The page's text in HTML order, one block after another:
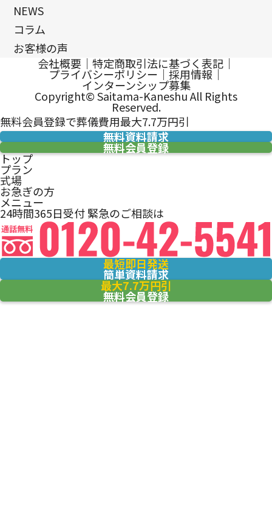
NEWS
コラム
お客様の声
会社概要 ｜ 特定商取引法に基づく表記 ｜
プライバシーポリシー｜ 採用情報｜
インターンシップ募集
Copyright© Saitama-Kaneshu All Rights
Reserved.
無料会員登録で葬儀費用最大7.7万円引
無料資料請求
無料会員登録
トップ
プラン
式場
お急ぎの方
メニュー
24時間365日受付緊急のご相談は
最短即日発送
簡単資料請求
最大7.7万円引
無料会員登録